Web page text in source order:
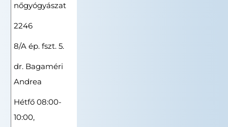
nőgyógyászat
2246
8/A ép. fszt. 5.
dr. Bagaméri
Andrea
Hétfő 08:00-
10:00,